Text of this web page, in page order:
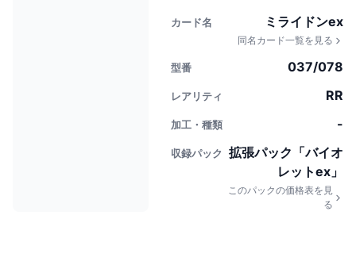
カード名 ミライドンex
同名カード一覧を見る
型番 037/078
レアリティ RR
加工・種類 -
収録パック
拡張パック「バイオ
レットex」
このパックの価格表を見
る